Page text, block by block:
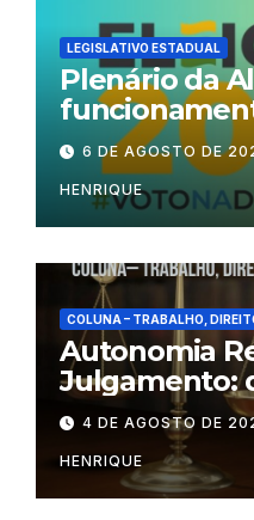
LEGISLATIVO ESTADUAL
Plenário da
durante o
6 DE AGOSTO DE
HENRIQUE
COLUNA – TRABALHO,
Autonomia
Julgamento:
regras
4 DE AGOSTO DE
HENRIQUE